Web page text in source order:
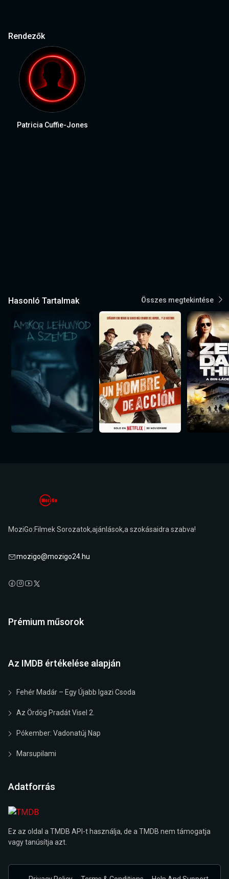
Rendezők
Patricia Cuffie-Jones
Hasonló Tartalmak Összes megtekintése
MoziGo:Filmek Sorozatok,ajánlások,a szokásaidra szabva!
mozigo@mozigo24.hu
Prémium műsorok
Az IMDB értékelése alapján
Fehér Madár – Egy Újabb Igazi Csoda
Az Ördög Pradát Visel 2.
Pókember: Vadonatúj Nap
Marsupilami
Adatforrás
Ez az oldal a TMDB API-t használja, de a TMDB nem támogatja
vagy tanúsítja azt.